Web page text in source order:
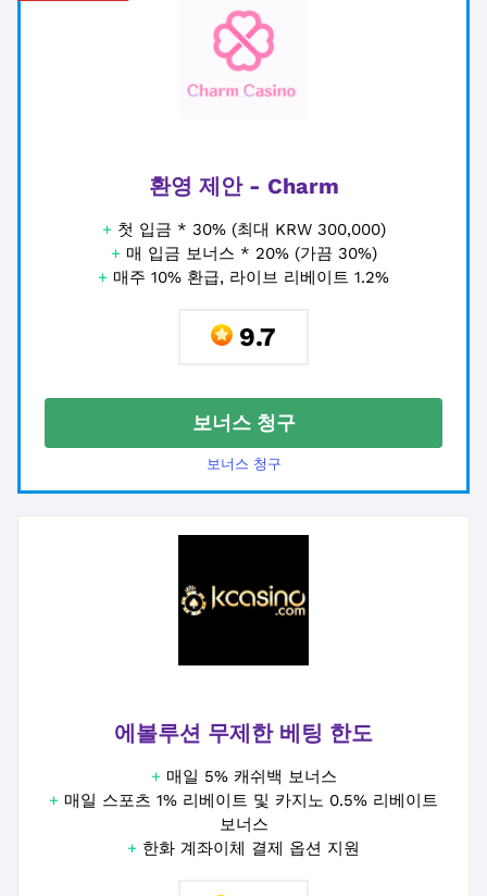
환영 제안 - Charm
+ 첫 입금 * 30% (최대 KRW 300,000)
+ 매 입금 보너스 * 20% (가끔 30%)
+ 매주 10% 환급, 라이브 리베이트 1.2%
9.7
보너스 청구
보너스 청구
에볼루션 무제한 베팅 한도
+ 매일 5% 캐쉬백 보너스
+ 매일 스포츠 1% 리베이트 및 카지노 0.5% 리베이트
보너스
+ 한화 계좌이체 결제 옵션 지원